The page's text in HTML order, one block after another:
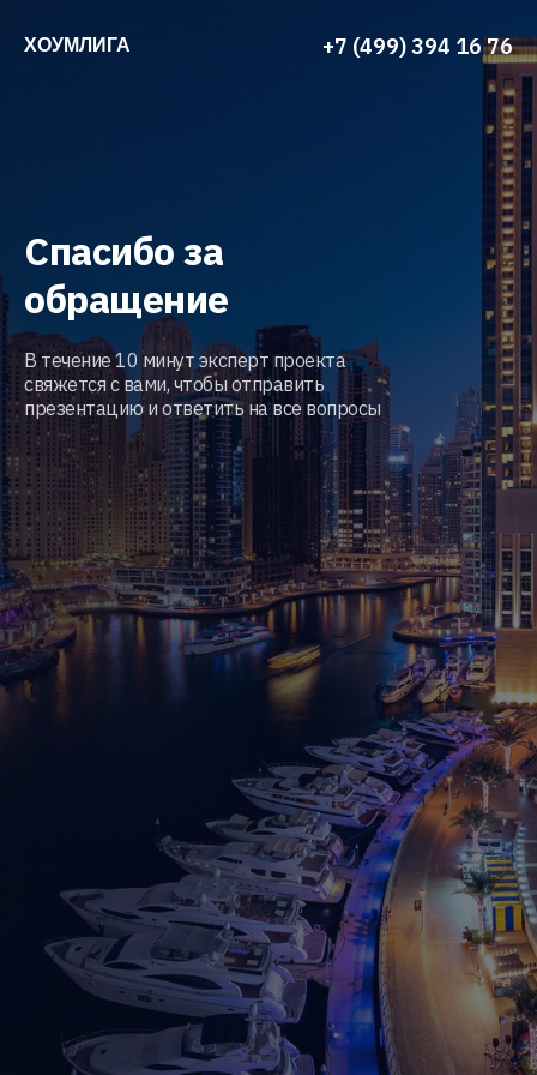
Спасибо за
обращение
В течение 10 минут эксперт проекта
свяжется с вами, чтобы отправить
презентацию и ответить на все вопросы
+7 (499) 394 16 76
ХОУМЛИГА